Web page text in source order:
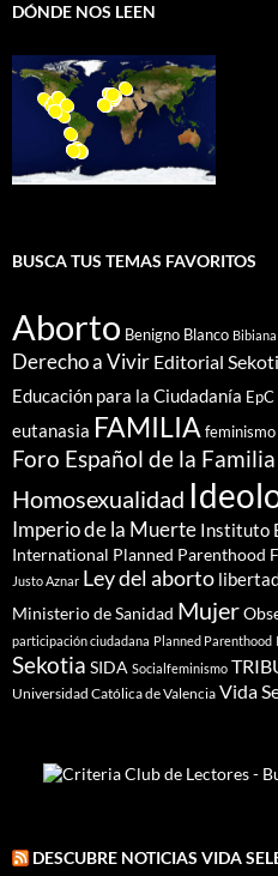
DÓNDE NOS LEEN
BUSCA TUS TEMAS FAVORITOS
Aborto Benigno Blanco
Derecho a Vivir Editorial
Educación para la Ciudadanía EpC
eutanasia FAMILIA feminismo
Foro Español de la Familia
Homosexualidad
Imperio de la Muerte Instituto
International Planned Parenthood
Justo Aznar Ley del aborto
Ministerio de Sanidad Mujer
participación ciudadana Planned Parenthood
Sekotia SIDA Socialfeminismo
Universidad Católica de Valencia Vida
DESCUBRE NOTICIAS VIDA